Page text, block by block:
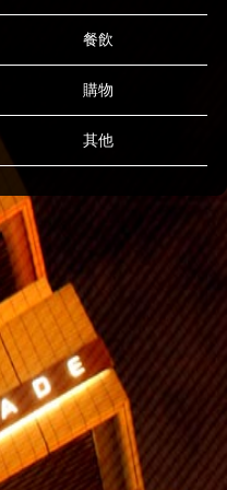
餐飲
購物
其他